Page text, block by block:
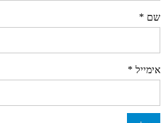
שם*
אימייל*